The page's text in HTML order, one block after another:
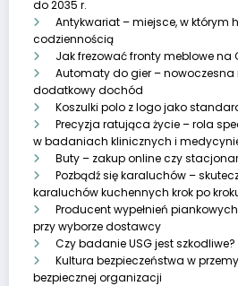
do 2035 r.
Antykwariat – miejsce, w którym
codziennością
Jak frezować fronty meblowe na
Automaty do gier – nowoczesna
dodatkowy dochód
Koszulki polo z logo jako
Precyzja ratująca życie – rola
w badaniach klinicznych i
Buty – zakup online czy
Pozbądź się karaluchów –
karaluchów kuchennych krok po
Producent wypełnień
przy wyborze dostawcy
Czy badanie USG jest szkodliwe?
Kultura bezpieczeństwa w
bezpiecznej organizacji